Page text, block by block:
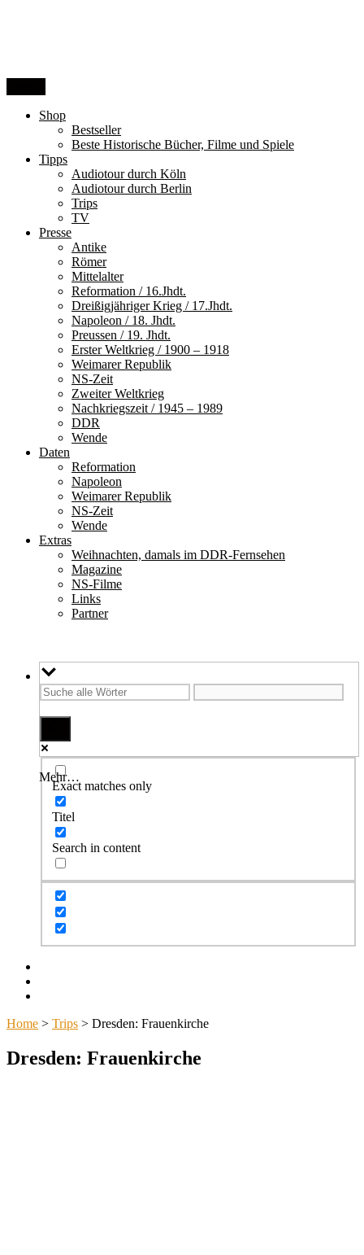
Shop
Bestseller
Beste Historische Bücher, Filme und Spiele
Tipps
Audiotour durch Köln
Audiotour durch Berlin
Trips
TV
Presse
Antike
Römer
Mittelalter
Reformation / 16.Jhdt.
Dreißigjähriger Krieg / 17.Jhdt.
Napoleon / 18. Jhdt.
Preussen / 19. Jhdt.
Erster Weltkrieg / 1900 – 1918
Weimarer Republik
NS-Zeit
Zweiter Weltkrieg
Nachkriegszeit / 1945 – 1989
DDR
Wende
Daten
Reformation
Napoleon
Weimarer Republik
NS-Zeit
Wende
Extras
Weihnachten, damals im DDR-Fernsehen
Magazine
NS-Filme
Links
Partner
Mehr…
Exact matches only
Titel
Search in content
Home > Trips > Dresden: Frauenkirche
Dresden: Frauenkirche